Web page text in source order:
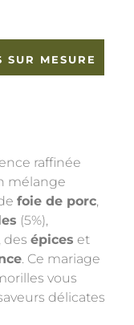
MESURE
raffinée
mélange
foie de porc,
(5%),
, des épices et
. Ce mariage
vous
délicates